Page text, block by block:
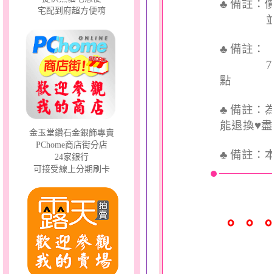
宅配到府超方便唷
金玉堂鑽石金銀飾專賣
PChome商店街分店
24家銀行
可接受線上分期刷卡
♣ 備註：
並交付
♣ 備註：
7個工
點
♣ 備註：
能退換♥
♣ 備註：
。。